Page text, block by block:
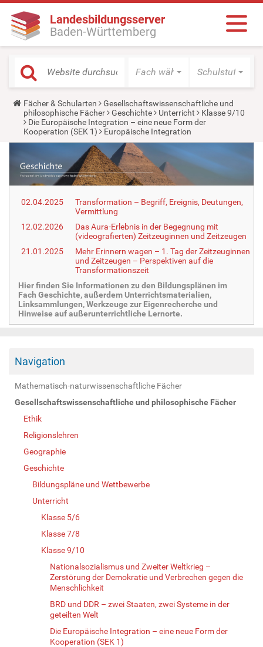
Landesbildungsserver
Baden-Württemberg
Fach wählen Schulstufe
Y
o
u
a
r
e
r
e
Fächer & Schularten
Gesellschaftswissenschaftliche und
philosophische Fächer
Geschichte Unterricht
Klasse 9/10
Die Europäische Integration – eine neue Form der
Kooperation (SEK 1)
Europäische Integration
02.04.2025
Transformation – Begriff, Ereignis, Deutungen,
Vermittlung
12.02.2026
Das Aura-Erlebnis in der Begegnung mit
(videografierten) Zeitzeuginnen und Zeitzeugen
21.01.2025
Mehr Erinnern wagen – 1. Tag der Zeitzeuginnen
und Zeitzeugen – Perspektiven auf die
Transformationszeit
Hier finden Sie Informationen zu den Bildungsplänen im
Fach Geschichte, außerdem Unterrichtsmaterialien,
Linksammlungen, Werkzeuge zur Eigenrecherche und
Hinweise auf außerunterrichtliche Lernorte.
Navigation
Mathematisch-naturwissenschaftliche Fächer
Gesellschaftswissenschaftliche und philosophische Fächer
Ethik
Religionslehren
Geographie
Geschichte
Bildungspläne und Wettbewerbe
Unterricht
Klasse 5/6
Klasse 7/8
Klasse 9/10
Nationalsozialismus und Zweiter Weltkrieg –
Zerstörung der Demokratie und Verbrechen gegen die
Menschlichkeit
BRD und DDR – zwei Staaten, zwei Systeme in der
geteilten Welt
Die Europäische Integration – eine neue Form der
Kooperation (SEK 1)